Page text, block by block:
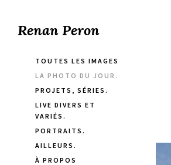
Renan Peron
TOUTES LES IMAGES
LA PHOTO DU JOUR.
PROJETS, SÉRIES.
LIVE DIVERS ET
VARIÉS.
PORTRAITS.
AILLEURS.
À PROPOS